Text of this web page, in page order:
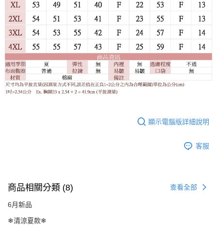
顯示電腦版詳細說明
客服
商品相關分類 (8) 查看全部
6月新品
❄清涼夏款❄